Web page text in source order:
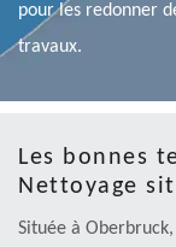
pour les redonner
travaux.
Les bonnes
Nettoyage
Située à